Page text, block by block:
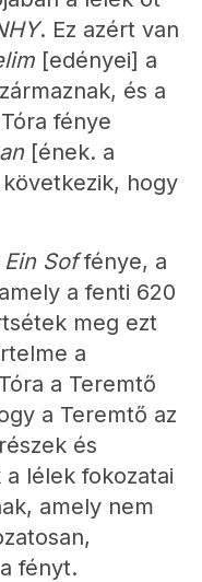
. Ez azért van
[edényei] a
fénye
hogy
Ein Sof fénye, a
meg ezt
a
a Teremtő
a Teremtő az
és
lélek fokozatai
amely nem
fényt.